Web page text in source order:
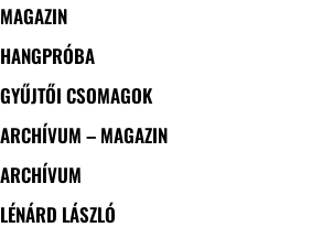
MAGAZIN
HANGPRÓBA
GYŰJTŐI CSOMAGOK
ARCHÍVUM – MAGAZIN
ARCHÍVUM
LÉNÁRD LÁSZLÓ